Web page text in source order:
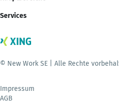
Services
© New Work SE | Alle Rechte
Impressum
AGB